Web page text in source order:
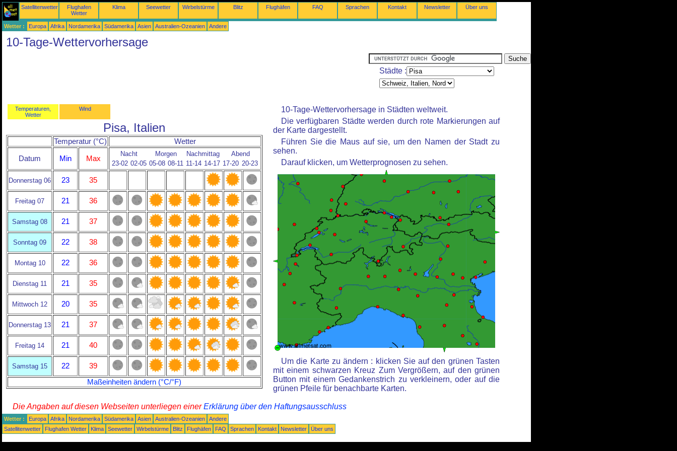
Satellitenwetter
Flughafen
Wetter
Klima Seewetter Wirbelstürme Blitz Flughäfen FAQ Sprachen Kontakt Newsletter Über uns
Wetter : Europa Afrika Nordamerika Südamerika Asien Australien-Ozeanien Andere
10-Tage-Wettervorhersage
Städte :
Temperaturen,
Wetter
Wind
Pisa, Italien
Temperatur (°C) Wetter
Datum Min Max
Nacht Morgen Nachmittag
Abend
23-02 02-05 05-08 08-11 11-14 14-17 17-20 20-23
Donnerstag 06 23 35
Freitag 07 21 36
Samstag 08 21 37
Sonntag 09 22 38
Montag 10 22 36
Dienstag 11 21 35
Mittwoch 12 20 35
Donnerstag 13 21 37
Freitag 14 21 40
Samstag 15 22
39
Maßeinheiten ändern (°C/°F)
10-Tage-Wettervorhersage in Städten weltweit.
Die verfügbaren Städte werden durch rote Markierungen auf
der Karte dargestellt.
Führen Sie die Maus auf sie, um den Namen der Stadt zu
sehen.
Darauf klicken, um Wetterprognosen zu sehen.
Um die Karte zu ändern : klicken Sie auf den grünen Tasten
mit einem schwarzen Kreuz Zum Vergrößern, auf den grünen
Button mit einem Gedankenstrich zu verkleinern, oder auf die
grünen Pfeile für benachbarte Karten.
Die Angaben auf diesen Webseiten unterliegen einerErklärung über den Haftungsausschluss
Wetter : Europa Afrika Nordamerika Südamerika Asien Australien-Ozeanien
Andere
Satellitenwetter
Flughafen Wetter Klima Seewetter Wirbelstürme Blitz Flughäfen FAQ Sprachen Kontakt Newsletter Über uns